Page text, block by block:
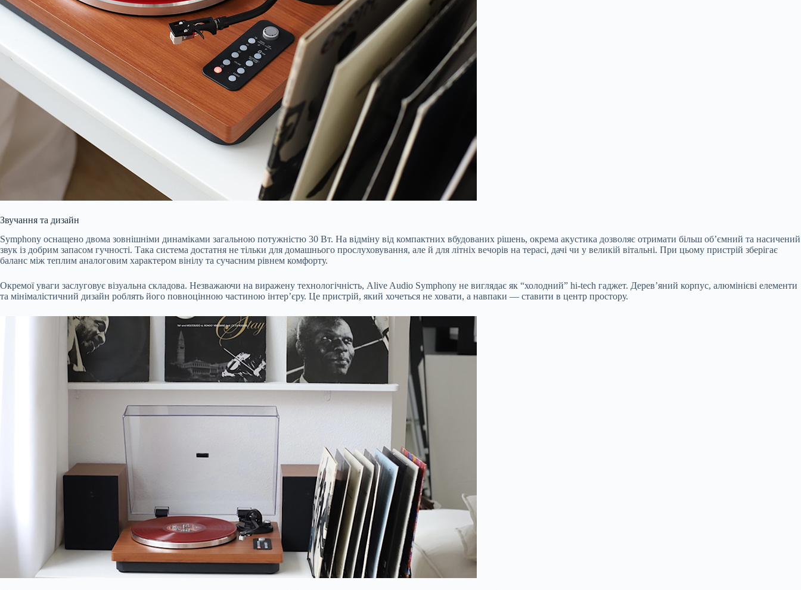
Звучання та дизайн
Symphony оснащено двома зовнішніми динаміками загальною потужністю 30 Вт. На відміну від компактних вбудованих рішень, окрема акустика дозволяє отримати більш об’ємний та насичений
звук із добрим запасом гучності. Така система достатня не тільки для домашнього прослуховування, але й для літніх вечорів на терасі, дачі чи у великій вітальні. При цьому пристрій зберігає
баланс між теплим аналоговим характером вінілу та сучасним рівнем комфорту.
Окремої уваги заслуговує візуальна складова. Незважаючи на виражену технологічність, Alive Audio Symphony не виглядає як “холодний” hi-tech гаджет. Дерев’яний корпус, алюмінієві елементи
та мінімалістичний дизайн роблять його повноцінною частиною інтер’єру. Це пристрій, який хочеться не ховати, а навпаки — ставити в центр простору.